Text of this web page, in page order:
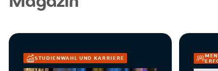
STUDIENWAHL UND KARRIERE